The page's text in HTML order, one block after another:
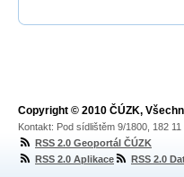
Copyright © 2010 ČÚZK,
Kontakt: Pod sídlištěm 9/1800, 182
RSS 2.0 Geoportál ČÚZK
RSS 2.0 Aplikace
RSS 2.0